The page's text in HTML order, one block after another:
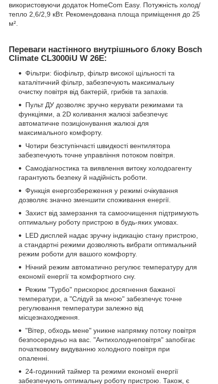
використовуючи додаток HomeCom Easy. Потужність холод/
тепло 2,6/2,9 кВт. Рекомендована площа приміщення до 25
м².
Переваги настінного внутрішнього блоку Bosch
Climate CL3000iU W 26E:
Фільтри: біофільтр, фільтр високої щільності та
каталітичний фільтр, забезпечують максимальну
очистку повітря від бактерій, грибків та запахів.
Пульт ДУ дозволяє зручно керувати режимами та
функціями, а 2D коливання жалюзі забезпечує
автоматичне позиціонування жалюзі для
максимального комфорту.
Чотири безступінчасті швидкості вентилятора
забезпечують точне управління потоком повітря.
Самодіагностика та виявлення витоку холодоагенту
гарантують безпеку й надійність роботи.
Функція енергозбереження у режимі очікування
дозволяє значно зменшити споживання енергії.
Захист від замерзання та самоочищення підтримують
оптимальну роботу пристрою в будь-яких умовах.
LED дисплей надає зручну індикацію стану пристрою,
а стандартні режими дозволяють вибрати оптимальний
режим роботи для вашого комфорту.
Нічний режим автоматично регулює температуру для
економії енергії та комфортного сну.
Режим "Турбо" прискорює досягнення бажаної
температури, а "Слідуй за мною" забезпечує точне
регулювання температури залежно від
місцезнаходження.
"Вітер, обходь мене" уникне напрямку потоку повітря
безпосередньо на вас. "Антихолоднеповітря" запобігає
початковому видуванню холодного повітря при
опаленні.
24-годинний таймер та режими економії енергії
забезпечують оптимальну роботу пристрою. Також, є